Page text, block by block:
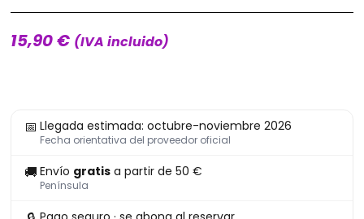
15,90€ (IVA incluido)
📅 Llegada estimada: octubre-noviembre 2026
Fecha orientativa del proveedor oficial
🚚 Envío gratis a partir de 50 €
Península
Pop
Pencilgon